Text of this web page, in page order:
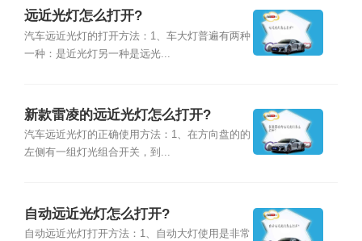
远近光灯怎么打开?
汽车远近光灯的打开方法：1、车大灯普遍有两种
一种：是近光灯另一种是远光...
新款雷凌的远近光灯怎么打开?
汽车远近光灯的正确使用方法：1、在方向盘的的
左侧有一组灯光组合开关，到...
自动远近光灯怎么打开?
自动远近光灯打开方法：1、自动大灯使用是非常